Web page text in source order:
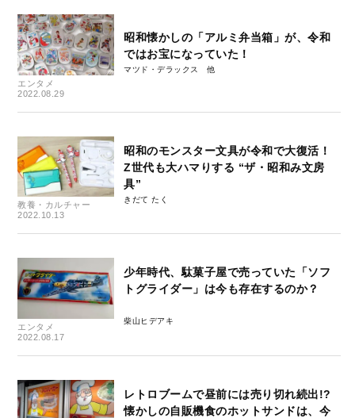
エンタメ
2022.08.29
昭和懐かしの「アルミ弁当箱」が、令和
ではお宝になっていた！
マツド・デラックス
教養・カルチャー
2022.10.13
昭和のモンスター文具が令和で大復活！
Z世代も大ハマりする “ザ・昭和み文房
具”
きだて たく
エンタメ
2022.08.17
少年時代、駄菓子屋で売っていた「ソフ
トグライダー」は今も存在するのか？
柴山ヒデアキ
レトロブームで昼前には売り切れ続出!?
懐かしの自販機食のホットサンドは、今